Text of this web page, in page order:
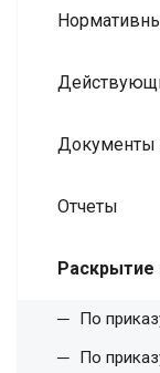
Документы
Отчеты
По
По